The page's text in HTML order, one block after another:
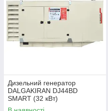
Дизельний генератор
DALGAKIRAN DJ44BD
SMART (32 кВт)